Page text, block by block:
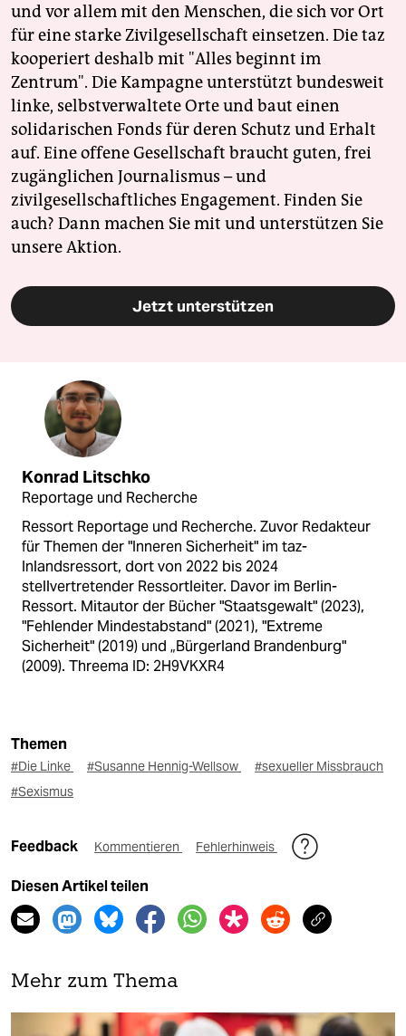
und vor allem mit den Menschen, die sich vor Ort
für eine starke Zivilgesellschaft einsetzen. Die taz
kooperiert deshalb mit "Alles beginnt im
Zentrum". Die Kampagne unterstützt bundesweit
linke, selbstverwaltete Orte und baut einen
solidarischen Fonds für deren Schutz und Erhalt
auf. Eine offene Gesellschaft braucht guten, frei
zugänglichen Journalismus – und
zivilgesellschaftliches Engagement. Finden Sie
auch? Dann machen Sie mit und unterstützen Sie
unsere Aktion.
Jetzt unterstützen
Konrad Litschko
Reportage und Recherche
Ressort Reportage und Recherche. Zuvor Redakteur
für Themen der "Inneren Sicherheit" im taz-
Inlandsressort, dort von 2022 bis 2024
stellvertretender Ressortleiter. Davor im Berlin-
Ressort. Mitautor der Bücher "Staatsgewalt" (2023),
"Fehlender Mindestabstand" (2021), "Extreme
Sicherheit" (2019) und „Bürgerland Brandenburg"
(2009). Threema ID: 2H9VKXR4
Themen
#Die Linke #Susanne Hennig-Wellsow
#sexueller Missbrauch
#Sexismus
Feedback Kommentieren Fehlerhinweis
Diesen Artikel teilen
Mehr zum Thema